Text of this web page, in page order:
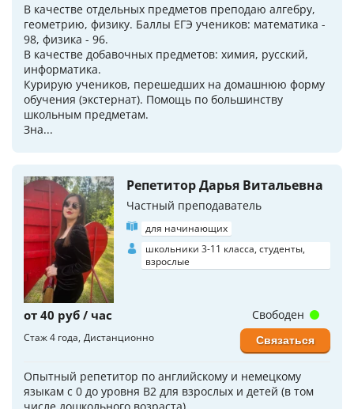
В качестве отдельных предметов преподаю алгебру,
геометрию, физику. Баллы ЕГЭ учеников: математика -
98, физика - 96.
В качестве добавочных предметов: химия, русский,
информатика.
Курирую учеников, перешедших на домашнюю форму
обучения (экстернат). Помощь по большинству
школьным предметам.
Зна...
Репетитор Дарья Витальевна
Частный преподаватель
для начинающих
школьники 3-11 класса, студенты,
взрослые
от 40 руб / час
Стаж 4 года Дистанционно
Опытный репетитор по английскому и немецкому
языкам с 0 до уровня B2 для взрослых и детей (в том
числе дошкольного возраста)
Свободен
Связаться